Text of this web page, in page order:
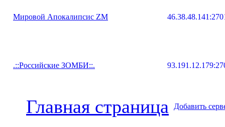
Мировой Апокалипсис ZM
.::Российские ЗОМБИ::.
Главная страница Добавить